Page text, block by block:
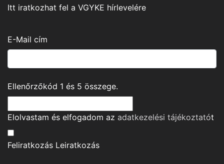
Itt iratkozhat fel a VGYKE hírlevelére
E-Mail cím
Ellenőrzőkód 1 és 5 összege.
Elolvastam és elfogadom az adatkezelési tájékoztatót
Feliratkozás Leiratkozás